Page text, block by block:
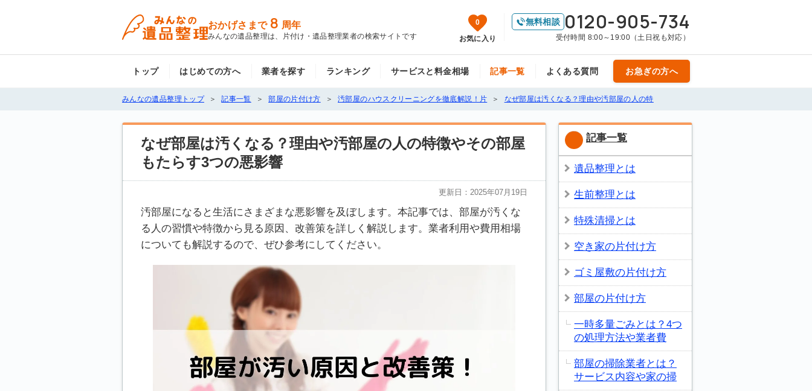
おかげさまで 8 周年
みんなの遺品整理は、片付け・遺品整理業者の検索サイトです
0
お気に入り
無料相談 0120-905-734
受付時間 8:00～19:00（土日祝も対応）
トップ はじめての方へ 業者を探す ランキング サービスと料金相場 記事一覧 よくある質問 お急ぎの方へ
みんなの遺品整理トップ 記事一覧 部屋の片付け方 汚部屋のハウスクリーニングを徹底解説！片 なぜ部屋は汚くなる？理由や汚部屋の人の特
なぜ部屋は汚くなる？理由や汚部屋の人の特徴やその部屋
もたらす3つの悪影響
更新日： 2025年07月19日
汚部屋になると生活にさまざまな悪影響を及ぼします。本記事では、部屋が汚くな
る人の習慣や特徴から見る原因、改善策を詳しく解説します。業者利用や費用相場
についても解説するので、ぜひ参考にしてください。
記事一覧
遺品整理とは
生前整理とは
特殊清掃とは
空き家の片付け方
ゴミ屋敷の片付け方
部屋の片付け方
一時多量ごみとは？4つ
の処理方法や業者費
部屋の掃除業者とは？
サービス内容や家の掃